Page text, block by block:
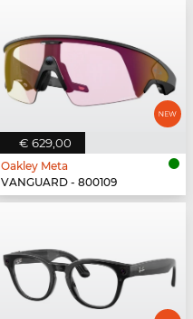
€ 629,00
Oakley Meta
VANGUARD - 800109